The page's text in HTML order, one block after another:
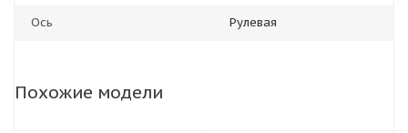
Ось Рулевая
Похожие модели